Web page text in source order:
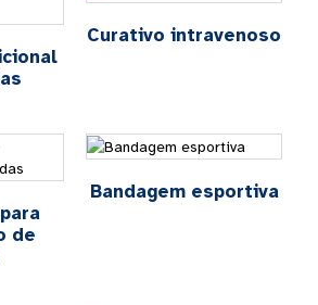
Curativo intravenoso
de
Bandagem esportiva